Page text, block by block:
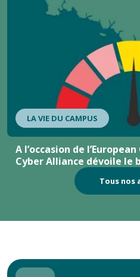
LA VIE DU CAMPUS
A l’occasion de
Cyber Alliance dévoile le
Tous nos